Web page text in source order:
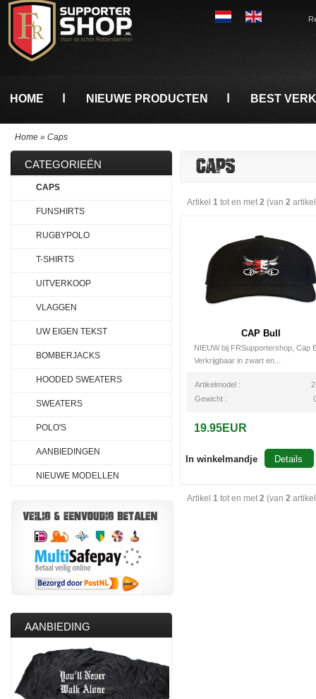
HOME NIEUWE PRODUCTEN BEST
Home » Caps
CAPS
Artikel 1 tot en met2 (van 2
CAP Bull
NIEUW bij FRSupportershop, Cap
Verkrijgbaar in zwart en...
Artikelmodel :
Gewicht :
19.95EUR
In winkelmandje Details
Artikel 1 tot en met2 (van 2
CATEGORIEËN
CAPS
FUNSHIRTS
RUGBYPOLO
T-SHIRTS
UITVERKOOP
VLAGGEN
UW EIGEN TEKST
BOMBERJACKS
HOODED SWEATERS
SWEATERS
POLO'S
AANBIEDINGEN
NIEUWE MODELLEN
AANBIEDING